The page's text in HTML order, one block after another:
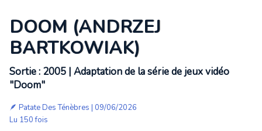
DOOM (ANDRZEJ
BARTKOWIAK)
Sortie : 2005 | Adaptation de la série de jeux vidéo
"Doom"
🪶 Patate Des Ténèbres | 09/06/2026
Lu 150 fois